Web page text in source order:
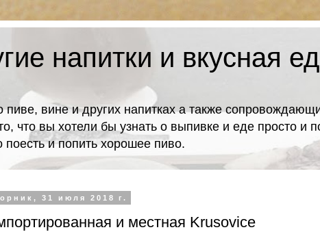
напитки и вкусная
пиве, вине и других напитках а также
что вы хотели бы узнать о выпивке и еде просто и
поесть и попить хорошее пиво.
31 июля 2018 г.
и местная Krusovice